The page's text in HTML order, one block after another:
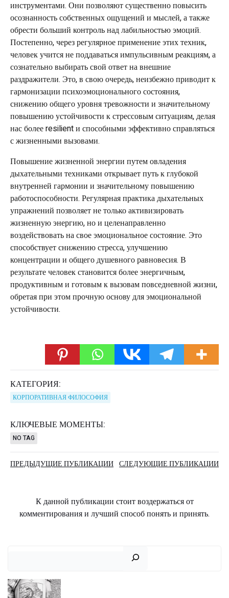
инструментами. Они позволяют существенно повысить
осознанность собственных ощущений и мыслей, а также
обрести больший контроль над лабильностью эмоций.
Постепенно, через регулярное применение этих техник,
человек учится не поддаваться импульсивным реакциям, а
сознательно выбирать свой ответ на внешние
раздражители. Это, в свою очередь, неизбежно приводит к
гармонизации психоэмоционального состояния,
снижению общего уровня тревожности и значительному
повышению устойчивости к стрессовым ситуациям, делая
нас более resilient и способными эффективно справляться
с жизненными вызовами.
Повышение жизненной энергии путем овладения
дыхательными техниками открывает путь к глубокой
внутренней гармонии и значительному повышению
работоспособности. Регулярная практика дыхательных
упражнений позволяет не только активизировать
жизненную энергию, но и целенаправленно
воздействовать на свое эмоциональное состояние. Это
способствует снижению стресса, улучшению
концентрации и общего душевного равновесия. В
результате человек становится более энергичным,
продуктивным и готовым к вызовам повседневной жизни,
обретая при этом прочную основу для эмоциональной
устойчивости.
КАТЕГОРИЯ:
КОРПОРАТИВНАЯ ФИЛОСОФИЯ
КЛЮЧЕВЫЕ МОМЕНТЫ:
NO TAG
Навигация
записям
ПРЕДЫДУЩИЕ ПУБЛИКАЦИИ
по
записям
СЛЕДУЮЩИЕ ПУБЛИКАЦИИ
К данной публикации стоит воздержаться от
комментирования и лучший способ понять и принять.